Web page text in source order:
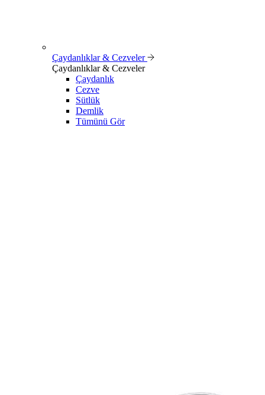
Çaydanlıklar & Cezveler
Çaydanlıklar & Cezveler
Çaydanlık
Cezve
Sütlük
Demlik
Tümünü Gör